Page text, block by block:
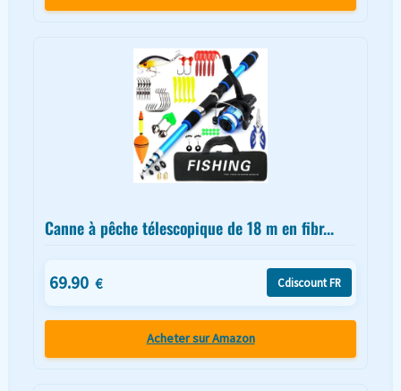
Canne à pêche télescopique de 18 m en fibr...
69.90 € Cdiscount FR
Acheter sur Amazon